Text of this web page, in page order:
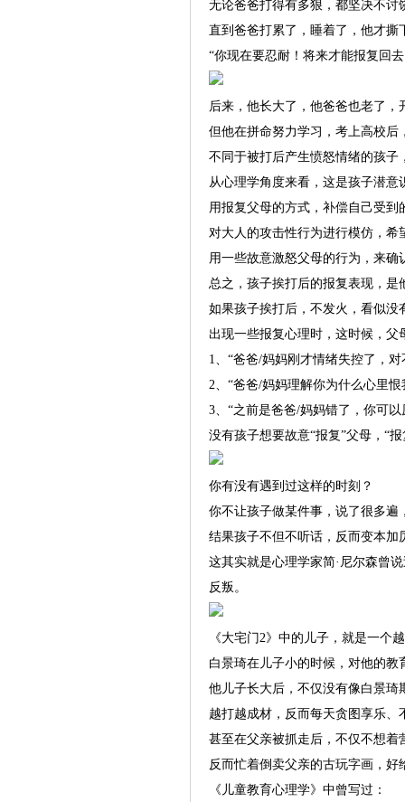
无论爸爸打得有多狠，都坚决不讨
直到爸爸打累了，睡着了，他才撕
“你现在要忍耐！将来才能报复回
后来，他长大了，他爸爸也老了，
但他在拼命努力学习，考上高校
不同于被打后产生愤怒情绪的孩
从心理学角度来看，这是孩子潜意
用报复父母的方式，补偿自己受到
对大人的攻击性行为进行模仿，
用一些故意激怒父母的行为，来确
总之，孩子挨打后的报复表现，是
如果孩子挨打后，不发火，看似没
出现一些报复心理时，这时候，父
1、“爸爸/妈妈刚才情绪失控了，
2、“爸爸/妈妈理解你为什么心里恨
3、“之前是爸爸/妈妈错了，你可
没有孩子想要故意“报复”父母，“
你有没有遇到过这样的时刻？
你不让孩子做某件事，说了很多
结果孩子不但不听话，反而变本加
这其实就是心理学家简·尼尔森曾
反叛。
《大宅门2》中的儿子，就是一个
白景琦在儿子小的时候，对他的教
他儿子长大后，不仅没有像白景
越打越成材，反而每天贪图享乐、
甚至在父亲被抓走后，不仅不想着
反而忙着倒卖父亲的古玩字画，
《儿童教育心理学》中曾写过：